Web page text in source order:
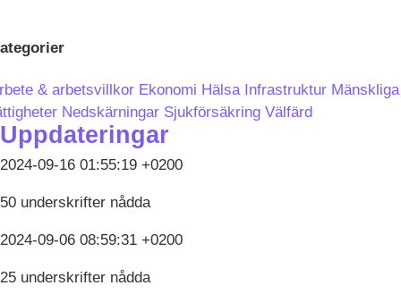
& arbetsvillkor Ekonomi Hälsa Infrastruktur Mänskliga
Nedskärningar Sjukförsäkring Välfärd
Uppdateringar
2024-09-16 01:55:19 +0200
50 underskrifter nådda
2024-09-06 08:59:31 +0200
25 underskrifter nådda